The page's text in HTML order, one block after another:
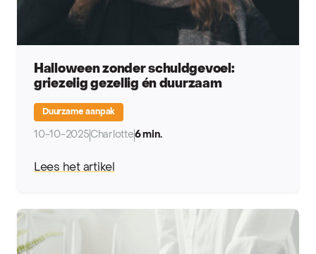
Halloween zonder schuldgevoel:
griezelig gezellig én duurzaam
Duurzame aanpak
10-10-2025Charlotte6 min.
Lees het artikel